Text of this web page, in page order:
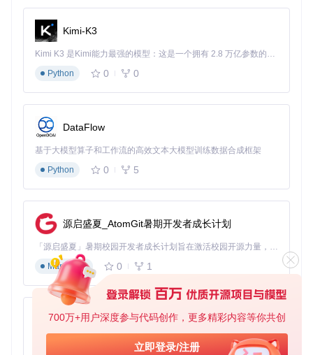
700万+用户深度参与代码创作，更多精彩内容等你共创
立即登录/注册
未来功能规划
开发团队计划在下一代版本中加入三大核心功能：智能分区选
择功能将允许用户自定义USB驱动器的分区方案，满足双系统
共存需求；内部硬盘显示功能将拓展工具的应用场景，支持直
接向内置硬盘部署系统；ESD文件支持则进一步提升对微软最
快速开始使用
要开始使用WinDiskWriter，首先通过以下命令克隆项目仓
库：
git clone
按照项目文档中的说明完成编译后，即可启动应用程序。无论
是企业IT管理员还是个人用户，都能在几分钟内掌握启动盘制
作的全部流程，体验跨平台系统部署的高效与便捷。
WinDiskWriter 下载源代码
🖥 Windows Bootable USB creator for macOS. 🛠 Patches Windows 11 to bypass TPM and Secure Boot requirements. 👾 UEFI & Legacy Support
Kimi-K3
Kimi K3 是Kimi能力最强的模型：这是一个拥有 2.8 万亿参数的混合专家（MoE）模型，具备原生视觉理解能力，并支持 100 万 token 的上下文窗口。
Python
0 0
DataFlow
基于大模型算子和工作流的高效文本大模型训练数据合成框架
Python
0 5
源启盛夏_AtomGit暑期开发者成长计划
「源启盛夏」暑期校园开发者成长计划旨在激活校园开源力量，通过积分激励、认证扶持、资源倾斜等形式，引导高校组织和开发者完成「入驻 — 建项目 — 做贡献 — 获认证 — 得资源」的完整闭环。无论你是想带领社团入驻平台的组织者，还是希望用代码贡献证明自己的开发者，都能在这里找到属于你的成长路径。
Markdown
0 1
py-xiaozhi
基于Python的Xiaozhi AI，适用于想要完整Xiaozhi体验而无需拥有专用硬件的用户。